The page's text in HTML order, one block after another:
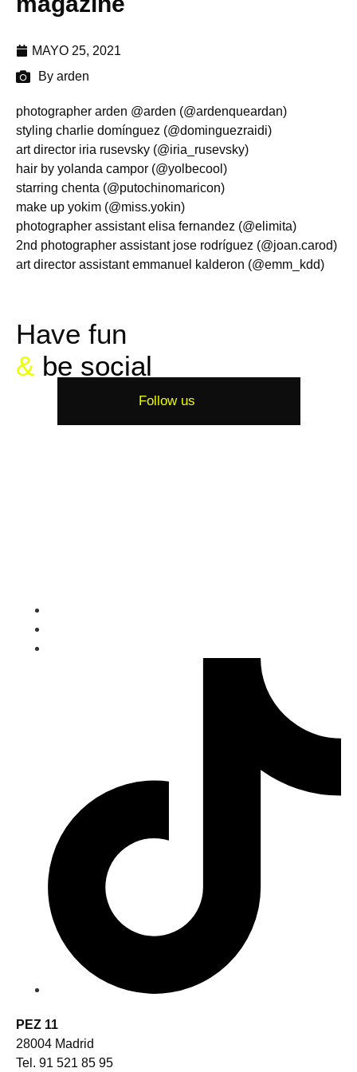
MAYO 25, 2021
By arden
photographer arden @arden (@ardenqueardan)
styling charlie domínguez (@dominguezraidi)
art director iria rusevsky (@iria_rusevsky)
hair by yolanda campor (@yolbecool)
starring chenta (@putochinomaricon)
make up yokim (@miss.yokin)
photographer assistant elisa fernandez (@elimita)
2nd photographer assistant jose rodríguez (@joan.carod)
art director assistant emmanuel kalderon (@emm_kdd)
Have fun
& be social
Follow us
PEZ 11
28004 Madrid
Tel. 91 521 85 95